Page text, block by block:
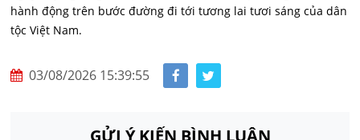
hành động trên bước đường đi tới tương lai tươi sáng của dân
tộc Việt Nam.
03/08/2026 15:39:55
GỬI Ý KIẾN BÌNH LUẬN